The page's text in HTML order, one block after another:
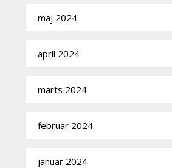
maj 2024
april 2024
marts 2024
februar 2024
januar 2024